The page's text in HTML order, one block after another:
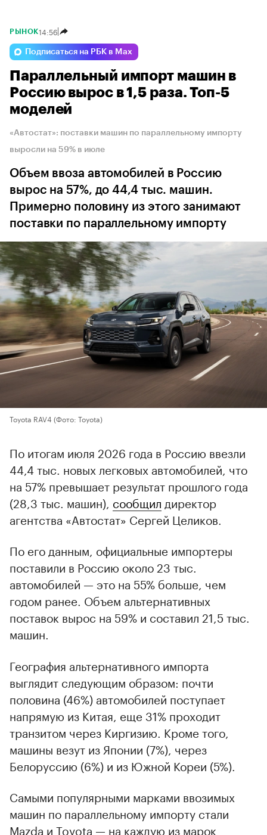
РЫНОК14:56
Подписаться на РБК в Max
Параллельный импорт машин в
Россию вырос в 1,5 раза. Топ-5
моделей
«Автостат»: поставки машин по параллельному импорту
выросли на 59% в июле
Объем ввоза автомобилей в Россию
вырос на 57%, до 44,4 тыс. машин.
Примерно половину из этого занимают
поставки по параллельному импорту
Toyota RAV4 (Фото: Toyota)
По итогам июля 2026 года в Россию ввезли
44,4 тыс. новых легковых автомобилей, что
на 57% превышает результат прошлого года
(28,3 тыс. машин), сообщил директор
агентства «Автостат» Сергей Целиков.
По его данным, официальные импортеры
поставили в Россию около 23 тыс.
автомобилей — это на 55% больше, чем
годом ранее. Объем альтернативных
поставок вырос на 59% и составил 21,5 тыс.
машин.
География альтернативного импорта
выглядит следующим образом: почти
половина (46%) автомобилей поступает
напрямую из Китая, еще 31% проходит
транзитом через Киргизию. Кроме того,
машины везут из Японии (7%), через
Белоруссию (6%) и из Южной Кореи (5%).
Самыми популярными марками ввозимых
машин по параллельному импорту стали
Mazda и Toyota — на каждую из марок